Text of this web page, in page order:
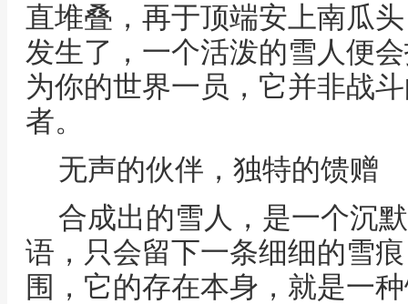
直堆叠，再于顶端安上南瓜
发生了，一个活泼的雪人便
为你的世界一员，它并非战
者。
无声的伙伴，独特的馈赠
合成出的雪人，是一个沉
语，只会留下一条细细的雪
围，它的存在本身，就是一